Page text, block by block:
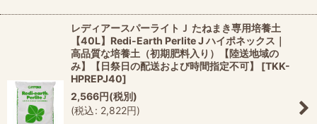
レディアースパーライトＪ たねまき専用培養土
【40L】Redi-Earth Perlite J ハイポネックス｜
高品質な培養土（初期肥料入り）【陸送地域の
み】【日祭日の配送および時間指定不可】
[TKK-
HPREPJ40]
2,566円(税別)
(税込: 2,822円)